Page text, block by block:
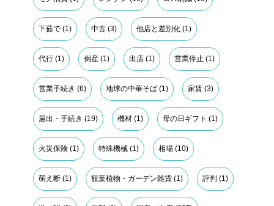
下茹で (1) 中古 (3) 他店と差別化 (1)
代行 (1) 倒産 (1) 出店 (1) 営業停止 (1)
営業手続き (6) 地球の中華そば (1) 家賃 (3)
届出・手続き (19) 機材 (1) 母の日ギフト (1)
火災保険 (1) 特殊機械 (1) 相場 (10)
萌え断 (1) 観葉植物・ガーデン雑貨 (1) 評判 (1)